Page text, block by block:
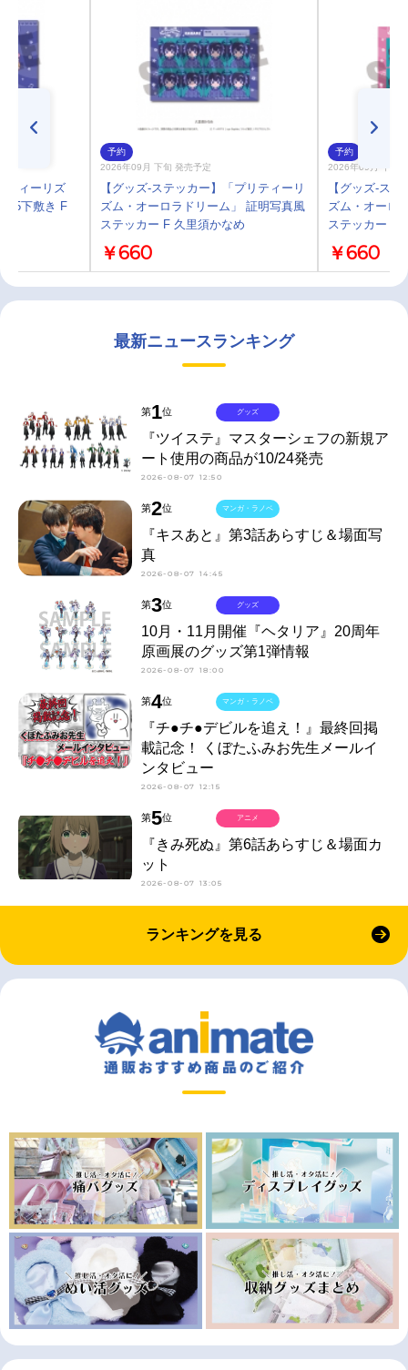
ティーリズ
A5下敷き F
予約
2026年09月 下旬 発売予定
【グッズ-ステッカー】「プリティーリ
ズム・オーロラドリーム」 証明写真風
ステッカー F 久里須かなめ
￥660
予約
2026年09月 下旬
【グッズ-ス
ズム・オーロ
ステッカー E
￥660
最新ニュースランキング
第1位
『ツイステ』マスターシェフの新規ア
ート使用の商品が10/24発売
2026-08-07 12:50
グッズ
第2位
『キスあと』第3話あらすじ＆場面写
真
2026-08-07 14:45
マンガ・ラノベ
第3位
10月・11月開催『ヘタリア』20周年
原画展のグッズ第1弾情報
2026-08-07 18:00
グッズ
第4位
『チ●チ●デビルを追え！』最終回掲
載記念！ くぼたふみお先生メールイ
ンタビュー
2026-08-07 12:15
マンガ・ラノベ
第5位
『きみ死ぬ』第6話あらすじ＆場面カ
ット
2026-08-07 13:05
アニメ
ランキングを見る